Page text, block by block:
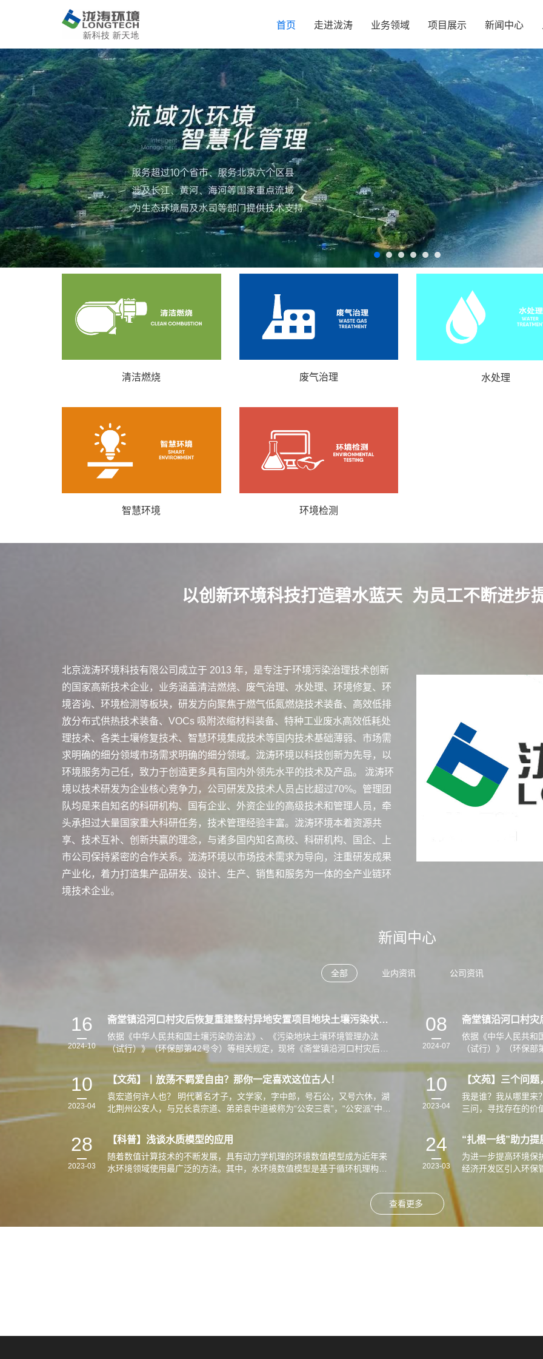
首页 走进泷涛 业务领域 项目展示 新闻中心
清洁燃烧 废气治理 水处理
智慧环境 环境检测
以创新环境科技打造碧水蓝天 为员工不断进步
北京泷涛环境科技有限公司成立于 2013 年，是专注于环境污染治理技术创新
的国家高新技术企业，业务涵盖清洁燃烧、废气治理、水处理、环境修复、环
境咨询、环境检测等板块，研发方向聚焦于燃气低氮燃烧技术装备、高效低排
放分布式供热技术装备、VOCs 吸附浓缩材料装备、特种工业废水高效低耗处
理技术、各类土壤修复技术、智慧环境集成技术等国内技术基础薄弱、市场需
求明确的细分领域市场需求明确的细分领域。泷涛环境以科技创新为先导，以
环境服务为己任，致力于创造更多具有国内外领先水平的技术及产品。 泷涛环
境以技术研发为企业核心竞争力，公司研发及技术人员占比超过70%。管理团
队均是来自知名的科研机构、国有企业、外资企业的高级技术和管理人员，牵
头承担过大量国家重大科研任务，技术管理经验丰富。泷涛环境本着资源共
享、技术互补、创新共赢的理念，与诸多国内知名高校、科研机构、国企、上
市公司保持紧密的合作关系。泷涛环境以市场技术需求为导向，注重研发成果
产业化，着力打造集产品研发、设计、生产、销售和服务为一体的全产业链环
境技术企业。
新闻中心
全部 业内资讯 公司资讯
16
2024-10
斋堂镇沿河口村灾后恢复重建整村异地安置项目地块土壤污染状况调查报告公示
依据《中华人民共和国土壤污染防治法》、《污染地块土壤环境管理办法
（试行）》（环保部第42号令）等相关规定，现将《斋堂镇沿河口村灾后恢
复重建整村异地安置项目地块土壤污染状况调查报告》…
08
2024-07
依据《中华人民共和
（试行）》（环保
复重建整村异地安置
10
2023-04
【文苑】丨放荡不羁爱自由？那你一定喜欢这位古人！
袁宏道何许人也？ 明代著名才子，文学家，字中郎，号石公，又号六休，湖
北荆州公安人，与兄长袁宗道、弟弟袁中道被称为“公安三袁”，“公安派”中成
10
2023-04
【文苑】三个问
我是谁？我从哪里来
三问，寻找存在的价
28
2023-03
【科普】浅谈水质模型的应用
随着数值计算技术的不断发展，具有动力学机理的环境数值模型成为近年来
水环境领域使用最广泛的方法。其中，水环境数值模型是基于循环机理构建
24
2023-03
“扎根一线”助力
为进一步提高环境保
经济开发区引入环保
查看更多